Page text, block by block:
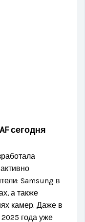
сегодня
Samsung в
а также
камер. Даже в
года уже